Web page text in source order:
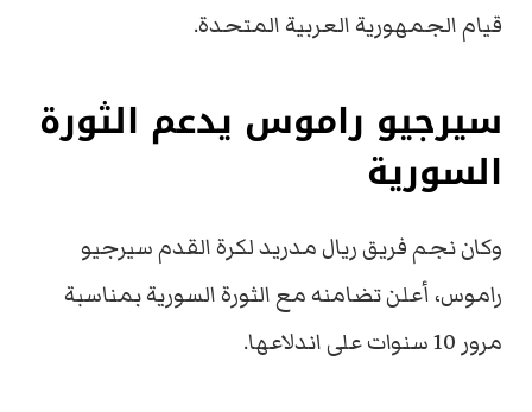
قيام الجمهورية العربية المتحدة.
سيرجيو راموس يدعم الثورة
السورية
وكان نجم فريق ريال مدريد لكرة القدم سيرجيو
راموس، أعلن تضامنه مع الثورة السورية بمناسبة
مرور 10 سنوات على اندلاعها.